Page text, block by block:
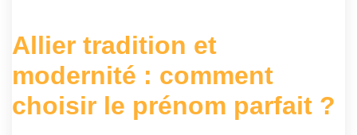
Allier tradition et
modernité : comment
choisir le prénom parfait ?